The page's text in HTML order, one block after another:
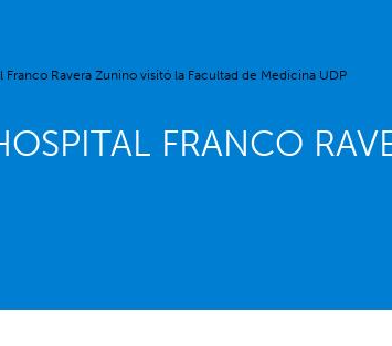
Ravera Zunino visitó la Facultad de Medicina UDP
FRANCO